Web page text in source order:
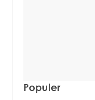
Populer